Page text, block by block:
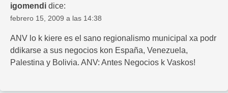
igomendi dice:
febrero 15, 2009 a las 14:38
ANV lo k kiere es el sano regionalismo municipal xa podr
ddikarse a sus negocios kon España, Venezuela,
Palestina y Bolivia. ANV: Antes Negocios k Vaskos!